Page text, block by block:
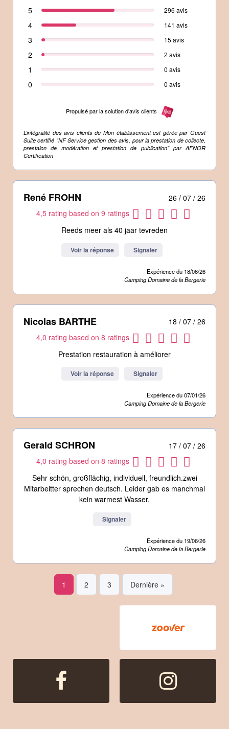
5 296 avis
4 141 avis
3 15 avis
2 2 avis
1 0 avis
0 0 avis
Propulsé par la solution d'avis clients
L’intégralité des avis clients de Mon établissement est gérée par Guest
Suite certifié “NF Service gestion des avis, pour la prestation de collecte,
prestaion de modération et prestation de publication” par AFNOR
Certification
René FROHN
26 / 07 / 26
4,5 rating based on 9 ratings
Reeds meer als 40 jaar tevreden
Voir la réponse Signaler
Expérience du 18/06/26
Camping Domaine de la Bergerie
Nicolas BARTHE
18 / 07 / 26
4,0 rating based on 8 ratings
Prestation restauration à améliorer
Voir la réponse Signaler
Expérience du 07/01/26
Camping Domaine de la Bergerie
Gerald SCHRON
17 / 07 / 26
4,0 rating based on 8 ratings
Sehr schön, großflächig, individuell, freundlich.zwei
Mitarbeitter sprechen deutsch. Leider gab es manchmal
kein warmest Wasser.
Signaler
Expérience du 19/06/26
Camping Domaine de la Bergerie
1 2 3 Dernière »